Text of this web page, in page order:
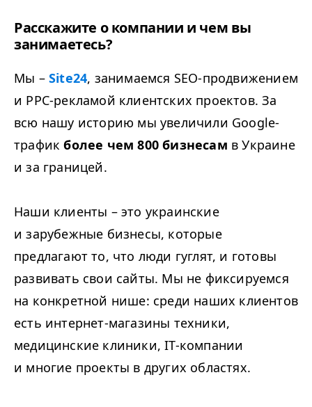
Расскажите о компании и чем вы
занимаетесь?
Мы – Site24, занимаемся SEO-продвижением
и PPC-рекламой клиентских проектов. За
всю нашу историю мы увеличили Google-
трафикболее чем 800 бизнесам в Украине
и за границей.
Наши клиенты – это украинские
и зарубежные бизнесы, которые
предлагают то, что люди гуглят, и готовы
развивать свои сайты. Мы не фиксируемся
на конкретной нише: среди наших клиентов
есть интернет-магазины техники,
медицинские клиники, IT-компании
и многие проекты в других областях.